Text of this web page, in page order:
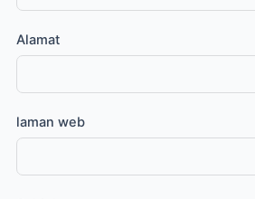
Alamat
laman web